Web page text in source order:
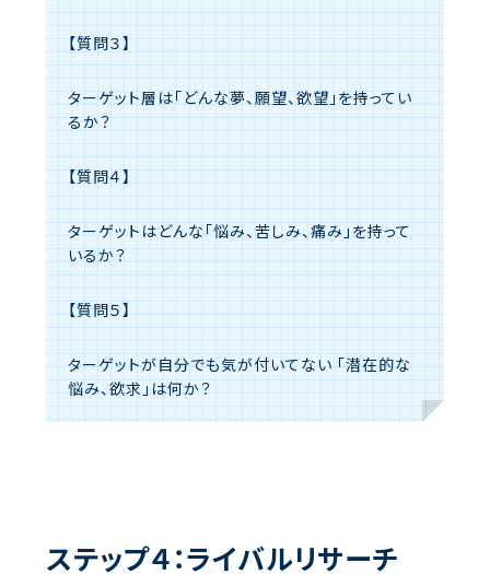
【質問３】
ターゲット層は「どんな夢、願望、欲望」を持ってい
るか？
【質問４】
ターゲットはどんな「悩み、苦しみ、痛み」を持って
いるか？
【質問５】
ターゲットが自分でも気が付いてない 「潜在的な
悩み、欲求」は何か？
ステップ４：ライバルリサーチ